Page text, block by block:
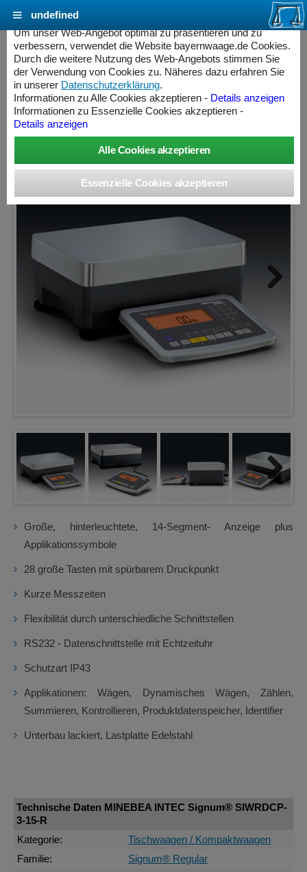
MINEBEA INTEC Signum® SIWRDCP-3-15-R
Wägebereich: 15 kg, Ablesbarkeit: 2 g, nicht eichfähig
Next
Große, hinterleuchtete, 14-Segment- Anzeige plus
Applikationssymbole
28 große Tasten mit spürbarem Druckpunkt
Kurze Messzeiten
Flexibilität durch unterschiedliche Schnittstellen
RS232 - Datenschnittstelle mit Echtzeituhr
Schutzart IP43
Applikationen: Wägen, Dynamisches Wägen, Zählen,
Summieren, Kontrollieren, Produktdatenspeicher, Identifier
Unterbau lackiert, Lastplatte Edelstahl
Technische Daten MINEBEA INTEC Signum® SIWRDCP-
3-15-R
Kategorie:
Tischwaagen / Kompaktwaagen
Familie:
Signum® Regular
Cookie Einstellungen - bayernwaage.de
Um unser Web-Angebot optimal zu präsentieren und zu
verbessern, verwendet die Website bayernwaage.de Cookies.
Durch die weitere Nutzung des Web-Angebots stimmen Sie
der Verwendung von Cookies zu. Näheres dazu erfahren Sie
in unserer Datenschutzerklärung.
Informationen zu Alle Cookies akzeptieren - Details anzeigen
Informationen zu Essenzielle Cookies akzeptieren -
Details anzeigen
undefined
Controller